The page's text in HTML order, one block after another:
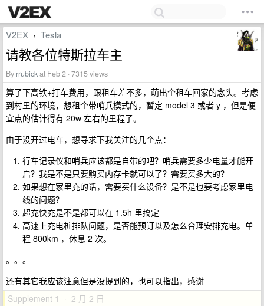
V2EX › Tesla
请教各位特斯拉车主
By rrubickat Feb 2 · 7315 views
算了下高铁+打车费用，跟租车差不多，萌出个租车回家的念头。考虑
到村里的环境，想租个带哨兵模式的，暂定 model 3 或者 y ，但是便
宜点的估计得有 20w 左右的里程了。
由于没开过电车，想寻求下我关注的几个点：
行车记录仪和哨兵应该都是自带的吧？哨兵需要多少电量才能开
启？我是不是只要购买内存卡就可以了？需要买多大的？
如果想在家里充的话，需要买什么设备？是不是也要考虑家里电
线的问题？
超充快充是不是都可以在 1.5h 里搞定
高速上充电桩排队问题，是否能预订以及怎么合理安排充电。单
程 800km ，休息 2 次。
。。。
还有其它我应该注意但是没提到的，也可以指出，感谢
Supplement 1 · 2 月 2 日